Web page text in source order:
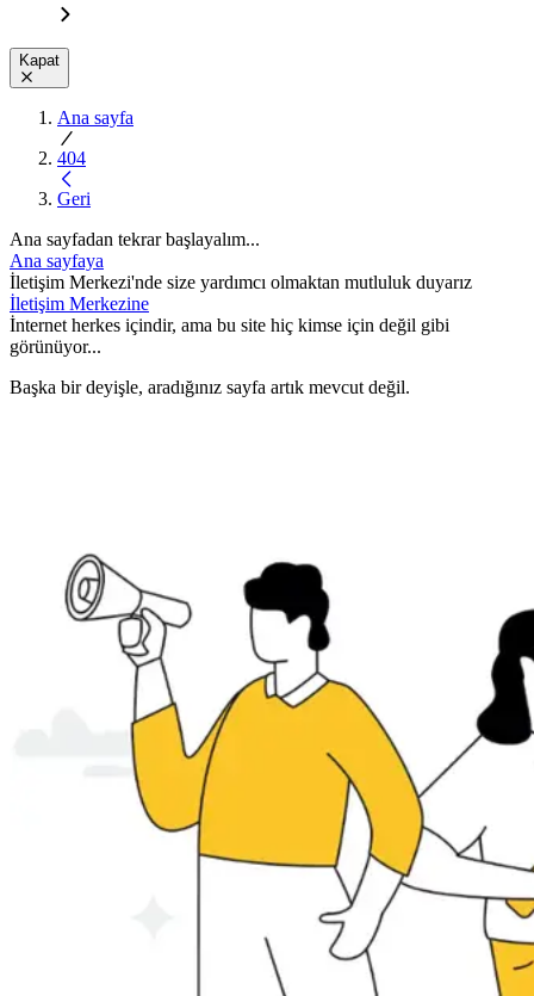
Kapat
Ana sayfa
404
Geri
Ana sayfadan tekrar başlayalım...
Ana sayfaya
İletişim Merkezi'nde size yardımcı olmaktan mutluluk duyarız
İletişim Merkezine
İnternet herkes içindir, ama bu site hiç kimse için değil gibi
görünüyor...
Başka bir deyişle, aradığınız sayfa artık mevcut değil.